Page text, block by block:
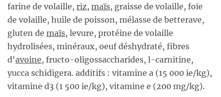
farine de volaille, riz, maïs, graisse de volaille, foie
de volaille, huile de poisson, mélasse de betterave,
gluten de maïs, levure, protéine de volaille
hydrolisées, minéraux, oeuf déshydraté, fibres
d'avoine, fructo-oligossaccharides, l-carnitine,
yucca schidigera. additifs : vitamine a (15 000 ie/kg),
vitamine d3 (1 500 ie/kg), vitamine e (200 mg/kg).